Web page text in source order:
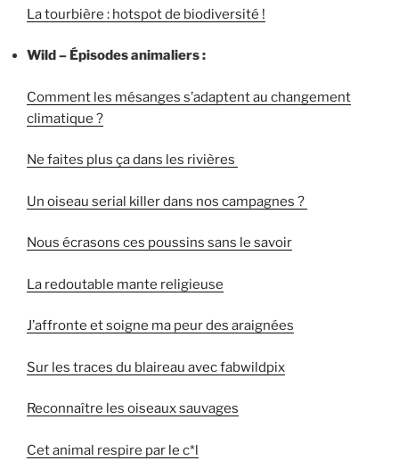
La tourbière : hotspot de biodiversité !
Wild – Épisodes animaliers :
Comment les mésanges s’adaptent au changement
climatique ?
Ne faites plus ça dans les rivières
Un oiseau serial killer dans nos campagnes ?
Nous écrasons ces poussins sans le savoir
La redoutable mante religieuse
J’affronte et soigne ma peur des araignées
Sur les traces du blaireau avec fabwildpix
Reconnaître les oiseaux sauvages
Cet animal respire par le c*l